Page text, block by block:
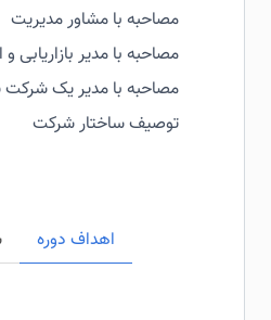
مصاحبه با مشاور مدیریت
مصاحبه با مدیر بازاریابی و
مصاحبه با مدیر یک شرکت
توصیف ساختار شرکت
اهداف دوره